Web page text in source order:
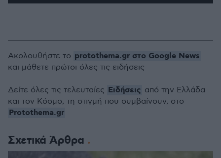
Σχετικά Άρθρα
Ακολουθήστε το protothema.gr στο Google News
και μάθετε πρώτοι όλες τις ειδήσεις
Δείτε όλες τις τελευταίες Ειδήσεις από την Ελλάδα
και τον Κόσμο, τη στιγμή που συμβαίνουν, στο
Protothema.gr